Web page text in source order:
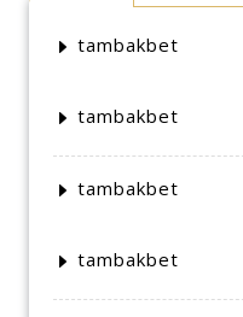
tambakbet
tambakbet
tambakbet
tambakbet